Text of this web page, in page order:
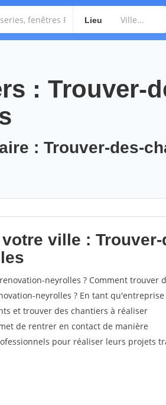
Lieu
: Trouver-
: Trouver-des-
ville : Trouver-
neyrolles ? Comment trouver
neyrolles ? En tant
et trouver des chantiers à réaliser
de rentrer en contact de manière
pour réaliser leurs projets